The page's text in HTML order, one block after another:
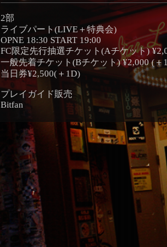
2部
ライブパート(LIVE＋特典会)
OPNE 18:30 START 19:00
FC限定先行抽選チケット(Aチケット)
一般先着チケット(Bチケット) ¥2,000 (＋
当日券¥2,500(＋1D)
プレイガイド販売
Bitfan